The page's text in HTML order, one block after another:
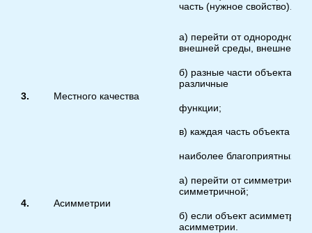
часть (нужное свойство).
3. Местного качества
а) перейти от однородной
внешней среды, внешнего
б) разные части объекта
различные
функции;
в) каждая часть объекта
наиболее благоприятных
4. Асимметрии
а) перейти от
симметричной;
б) если объект
асимметрии.